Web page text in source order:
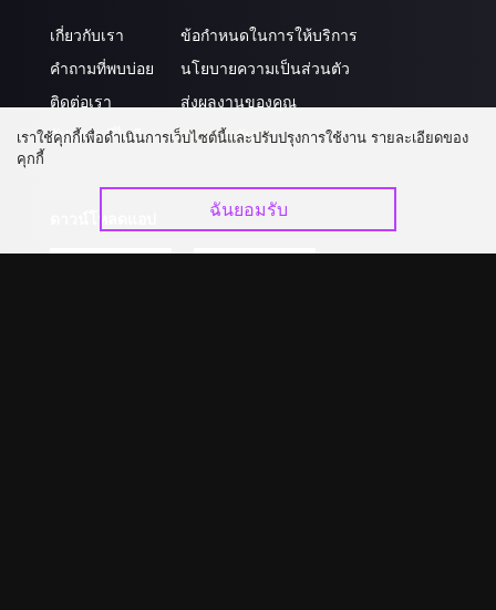
เกี่ยวกับเรา
คำถามที่พบบ่อย
ติดต่อเรา
อัปเกรด วีไอพี
ข้อกำหนดในการให้บริการ
นโยบายความเป็นส่วนตัว
ส่งผลงานของคุณ
ร่วมงานกับเรา
เราใช้คุกกี้เพื่อดำเนินการเว็บไซต์นี้และปรับปรุงการใช้งาน รายละเอียดของ
คุกกี้
ฉันยอมรับ